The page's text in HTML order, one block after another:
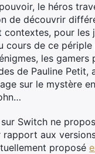
le héros
de découvrir
contextes, pour les
cours de ce
les gamers
de Pauline Petit,
sur le mystère
Switch ne
aux
proposé